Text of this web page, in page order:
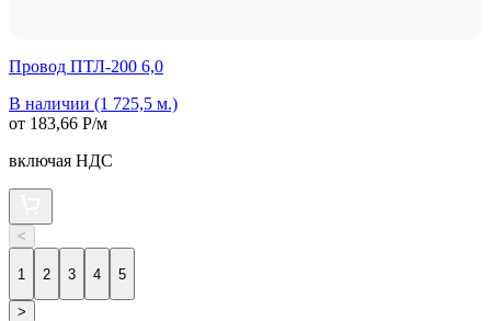
Провод ПТЛ-200 6,0
В наличии (1 725,5 м.)
от 183,66 Р/м
включая НДС
<
1 2 3 4 5
>